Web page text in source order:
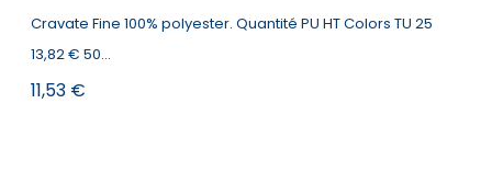
Cravate Fine 100% polyester. Quantité PU HT Colors TU 25
13,82 € 50...
Prix
11,53 €